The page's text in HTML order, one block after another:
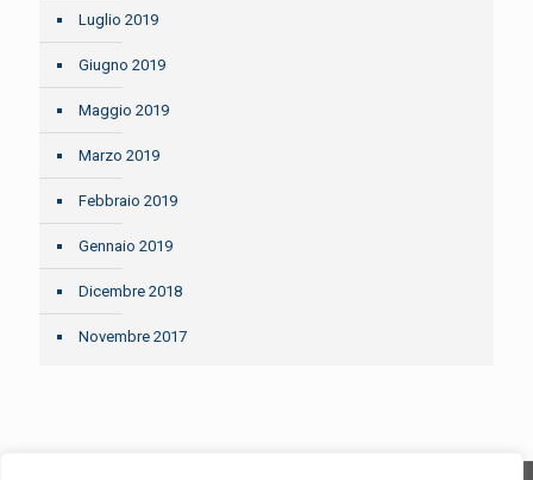
Luglio 2019
Giugno 2019
Maggio 2019
Marzo 2019
Febbraio 2019
Gennaio 2019
Dicembre 2018
Novembre 2017